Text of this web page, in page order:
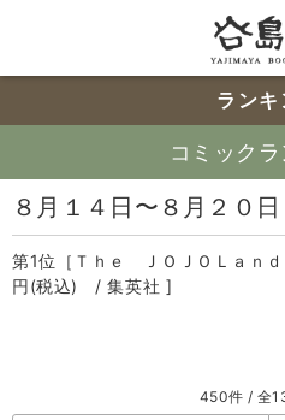
ランキ
コミック
８月１４日〜８月２０日
第1位［Ｔｈｅ ＪＯＪＯＬａ
円(税込) / 集英社 ]
450件 / 全